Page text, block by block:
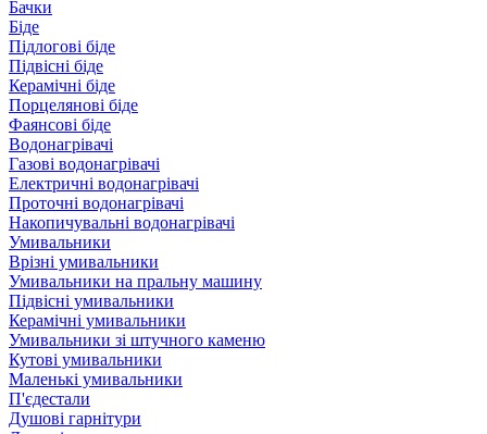
Бачки
Біде
Підлогові біде
Підвісні біде
Керамічні біде
Порцелянові біде
Фаянсові біде
Водонагрівачі
Газові водонагрівачі
Електричні водонагрівачі
Проточні водонагрівачі
Накопичувальні водонагрівачі
Умивальники
Врізні умивальники
Умивальники на пральну машину
Підвісні умивальники
Керамічні умивальники
Умивальники зі штучного каменю
Кутові умивальники
Маленькі умивальники
П'єдестали
Душові гарнітури